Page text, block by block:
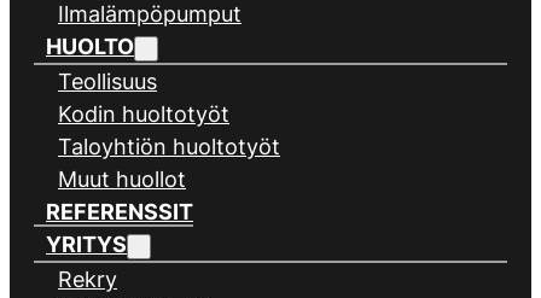
Ilmalämpöpumput
HUOLTO
Teollisuus
Kodin huoltotyöt
Taloyhtiön huoltotyöt
Muut huollot
REFERENSSIT
YRITYS
Rekry